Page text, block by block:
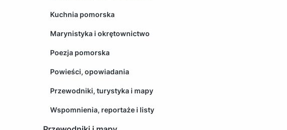
Kuchnia pomorska
Marynistyka i okrętownictwo
Poezja pomorska
Powieści, opowiadania
Przewodniki, turystyka i mapy
Wspomnienia, reportaże i listy